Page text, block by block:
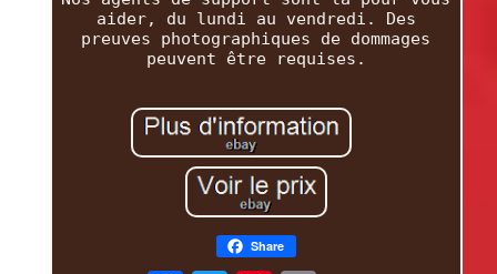
aider, du lundi au vendredi. Des
preuves photographiques de dommages
peuvent être requises.
Share